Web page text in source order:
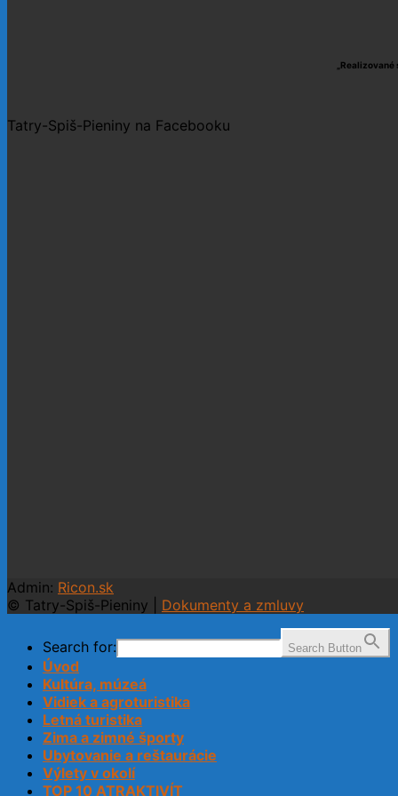
Tatry-Spiš-Pieniny na Facebooku
Admin: Ricon.sk
© Tatry-Spiš-Pieniny | Dokumenty a zmluvy
Search for: Search Button
Úvod
Kultúra, múzeá
Vidiek a agroturistika
Letná turistika
Zima a zimné športy
Ubytovanie a reštaurácie
Výlety v okolí
TOP 10 ATRAKTIVÍT